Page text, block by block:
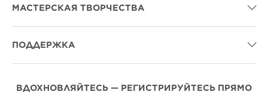
МАСТЕРСКАЯ ТВОРЧЕСТВА 
ПОДДЕРЖКА 
ВДОХНОВЛЯЙТЕСЬ — РЕГИСТРИРУЙТЕСЬ ПРЯМО